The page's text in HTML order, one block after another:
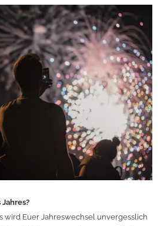
wird Euer Jahreswechsel unvergesslich